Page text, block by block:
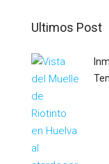
Ultimos Post